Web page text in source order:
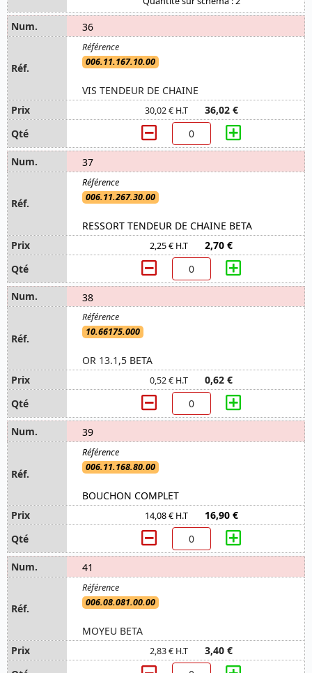
36
006.11.167.10.00
VIS TENDEUR DE CHAINE
30,02 € H.T 36,02 €
37
006.11.267.30.00
RESSORT TENDEUR DE CHAINE BETA
2,25 € H.T 2,70 €
38
10.66175.000
OR 13.1,5 BETA
0,52 € H.T 0,62 €
39
006.11.168.80.00
BOUCHON COMPLET
14,08 € H.T 16,90 €
41
006.08.081.00.00
MOYEU BETA
2,83 € H.T 3,40 €